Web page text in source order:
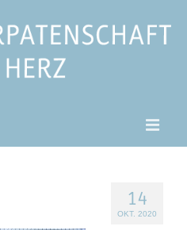
14
OKT. 2020